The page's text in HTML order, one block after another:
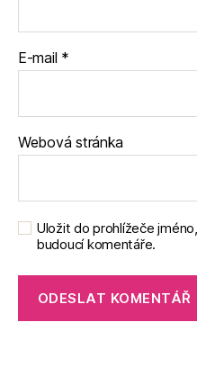
E-mail *
Webová stránka
Uložit do prohlížeče
budoucí komentáře.